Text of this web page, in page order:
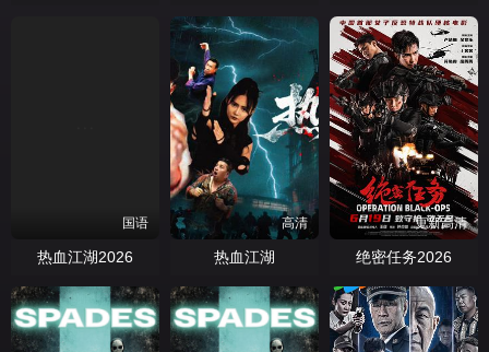
国语
热血江湖2026
高清
热血江湖
更新高清
绝密任务2026